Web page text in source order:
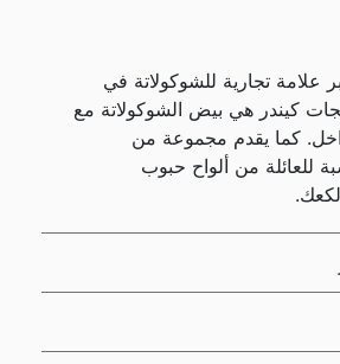
علامة تجارية للشوكولاتة في
كيندر هي بيض الشوكولاتة مع
كما يقدم مجموعة من
للعائلة من ألواح حبوب